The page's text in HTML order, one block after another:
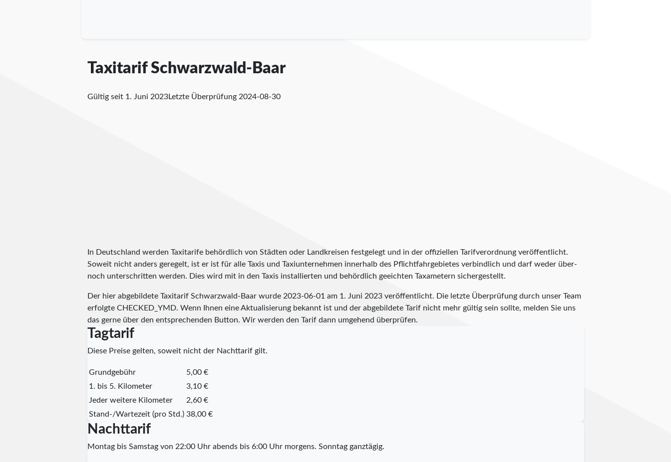
Taxitarif Schwarzwald-Baar
Gültig seit 1. Juni 2023Letzte Überprüfung 2024-08-30
In Deutschland werden Taxitarife behördlich von Städten oder Landkreisen festgelegt und in der offiziellen Tarifverordnung veröffentlicht.
Soweit nicht anders geregelt, ist er ist für alle Taxis und Taxiunternehmen innerhalb des Pflichtfahrgebietes verbindlich und darf weder über-
noch unterschritten werden. Dies wird mit in den Taxis installierten und behördlich geeichten Taxametern sichergestellt.
Der hier abgebildete Taxitarif Schwarzwald-Baar wurde 2023-06-01 am 1. Juni 2023 veröffentlicht. Die letzte Überprüfung durch unser Team
erfolgte CHECKED_YMD. Wenn Ihnen eine Aktualisierung bekannt ist und der abgebildete Tarif nicht mehr gültig sein sollte, melden Sie uns
das gerne über den entsprechenden Button. Wir werden den Tarif dann umgehend überprüfen.
Tagtarif
Diese Preise gelten, soweit nicht der Nachttarif gilt.
Grundgebühr
5,00 €
1. bis 5. Kilometer
3,10 €
Jeder weitere Kilometer
2,60 €
Stand-/Wartezeit (pro Std.) 38,00 €
Nachttarif
Montag bis Samstag von 22:00 Uhr abends bis 6:00 Uhr morgens. Sonntag ganztägig.